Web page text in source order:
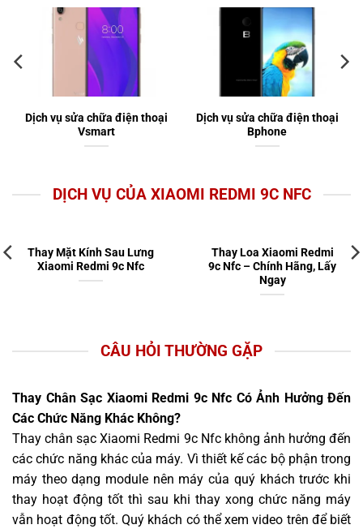
Dịch vụ sửa chữa điện thoại
Vsmart
Dịch vụ sửa chữa điện thoại
Bphone
DỊCH VỤ CỦA XIAOMI REDMI 9C NFC
Thay Mặt Kính Sau Lưng
Xiaomi Redmi 9c Nfc
Thay Loa Xiaomi Redmi
9c Nfc – Chính Hãng, Lấy
Ngay
CÂU HỎI THƯỜNG GẶP
Thay Chân Sạc Xiaomi Redmi 9c Nfc Có Ảnh Hưởng Đến
Các Chức Năng Khác Không?
Thay chân sạc Xiaomi Redmi 9c Nfc không ảnh hưởng đến
các chức năng khác của máy. Vì thiết kế các bộ phận trong
máy theo dạng module nên máy của quý khách trước khi
thay hoạt động tốt thì sau khi thay xong chức năng máy
vẫn hoạt động tốt. Quý khách có thể xem video trên để biết